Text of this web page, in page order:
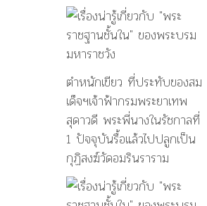
ตำหนักเขียว ที่ประทับของสม
เด็จฯเจ้าฟ้ากรมพระยาเทพ
สุดาวดี พระพี่นางในรัชกาลที่
1 ปัจจุบันรื้อแล้วไปปลูกเป็น
กุฏิสงฆ์วัดอมรินราราม